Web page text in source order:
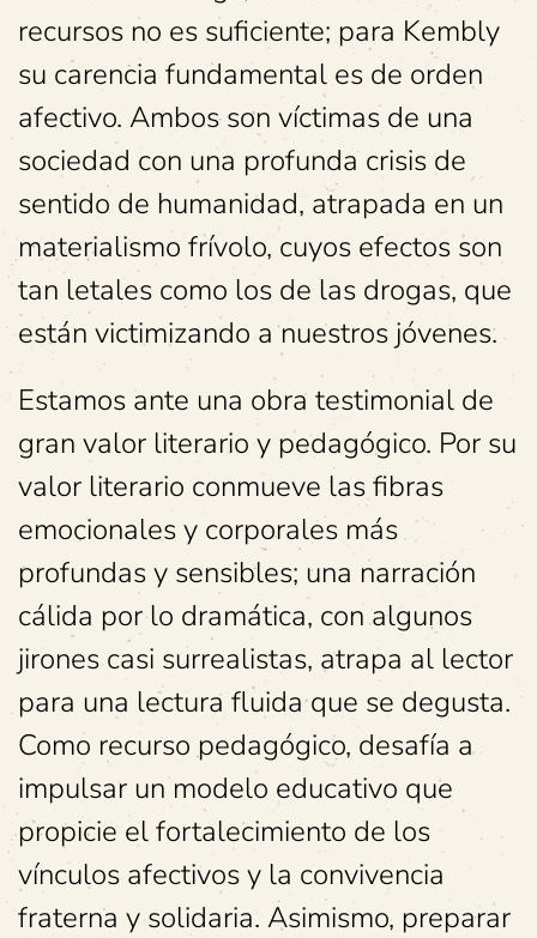
recursos no es suficiente; para Kembly
su carencia fundamental es de orden
afectivo. Ambos son víctimas de una
sociedad con una profunda crisis de
sentido de humanidad, atrapada en un
materialismo frívolo, cuyos efectos son
tan letales como los de las drogas, que
están victimizando a nuestros jóvenes.
Estamos ante una obra testimonial de
gran valor literario y pedagógico. Por su
valor literario conmueve las fibras
emocionales y corporales más
profundas y sensibles; una narración
cálida por lo dramática, con algunos
jirones casi surrealistas, atrapa al lector
para una lectura fluida que se degusta.
Como recurso pedagógico, desafía a
impulsar un modelo educativo que
propicie el fortalecimiento de los
vínculos afectivos y la convivencia
fraterna y solidaria. Asimismo, preparar